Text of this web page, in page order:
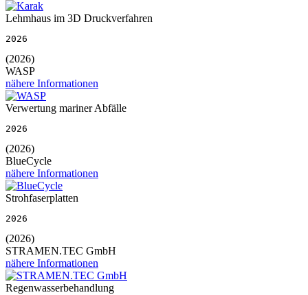
Lehmhaus im 3D Druckverfahren
2026
(2026)
WASP
nähere Informationen
Verwertung mariner Abfälle
2026
(2026)
BlueCycle
nähere Informationen
Strohfaserplatten
2026
(2026)
STRAMEN.TEC GmbH
nähere Informationen
Regenwasserbehandlung